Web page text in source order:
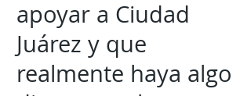
apoyar a Ciudad
Juárez y que
realmente haya algo